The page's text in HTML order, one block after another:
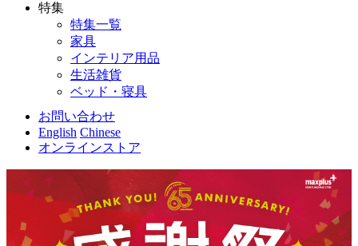
特集
特集一覧
家具
インテリア用品
生活雑貨
ベッド・寝具
お問い合わせ
English Chinese
オンラインストア